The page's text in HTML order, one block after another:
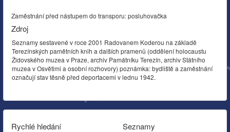
Zaměstnání před nástupem do transporu: posluhovačka
Zdroj
Seznamy sestavené v roce 2001 Radovanem Koderou na základě
Terezínských pamětních knih a dalších pramenů (oddělení holocaustu
Židovského muzea v Praze, archiv Památníku Terezín, archiv Státního
muzea v Osvětimi a osobní rozhovory) poznámka: bydliště a zaměstnání
označují stav těsně před deportacemi v lednu 1942.
Rychlé hledání Seznamy